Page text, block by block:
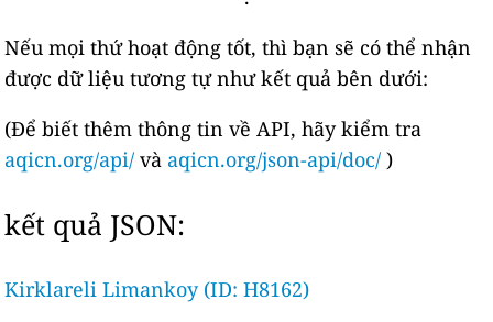
Nếu mọi thứ hoạt động tốt, thì bạn sẽ có thể nhận
được dữ liệu tương tự như kết quả bên dưới:
(Để biết thêm thông tin về API, hãy kiểm tra
aqicn.org/api/ và aqicn.org/json-api/doc/ )
kết quả JSON:
Kirklareli Limankoy (ID: H8162)